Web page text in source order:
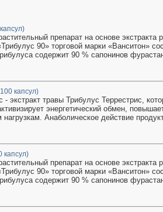
препарат на основе экстракта
90» торговой марки «Ванситон»
содержит 90 % сапонинов
капсул)
экстракт травы Трибулус Террестрис,
энергетический обмен,
Анаболическое действие
капсул)
препарат на основе экстракта
90» торговой марки «Ванситон»
содержит 90 % сапонинов